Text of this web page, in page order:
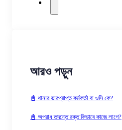
আরও পড়ুন
📓 থানার ভারপ্রাপ্ত কর্মকর্তা বা ওসি কে?
📓 অপরাধ তদন্তে রক্ত কিভাবে কাজে লাগে?